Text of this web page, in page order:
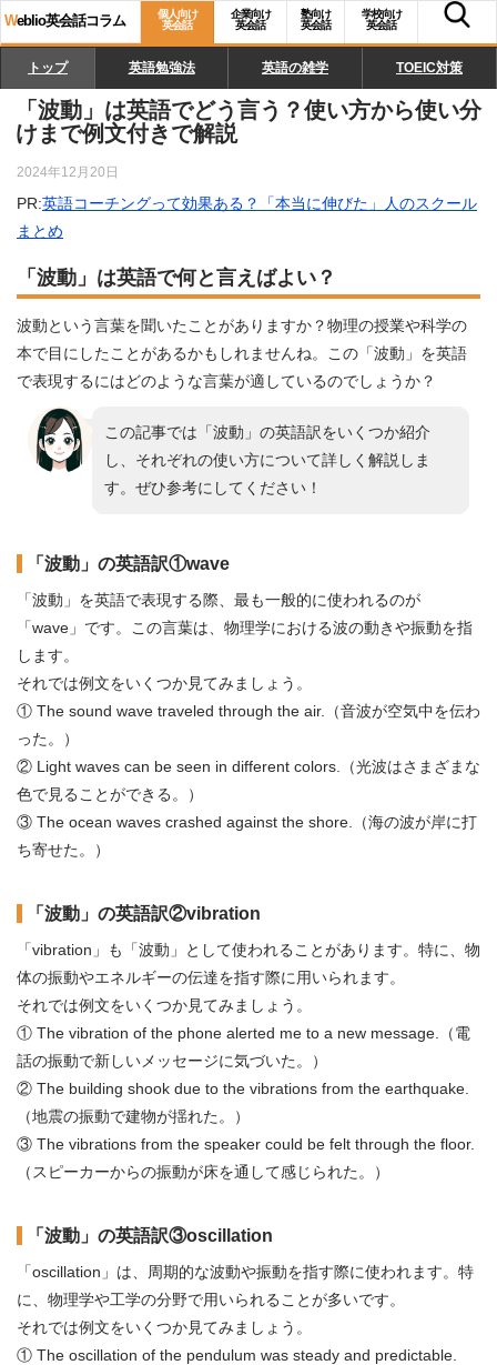
Weblio英会話コラム
個人向け
英会話
企業向け
英会話
塾向け
英会話
学校向け
英会話
トップ 英語勉強法 英語の雑学 TOEIC対策
「波動」は英語でどう言う？使い方から使い分
けまで例文付きで解説
2024年12月20日
PR:英語コーチングって効果ある？「本当に伸びた」人のスクール
まとめ
「波動」は英語で何と言えばよい？
波動という言葉を聞いたことがありますか？物理の授業や科学の
本で目にしたことがあるかもしれませんね。この「波動」を英語
で表現するにはどのような言葉が適しているのでしょうか？
この記事では「波動」の英語訳をいくつか紹介
し、それぞれの使い方について詳しく解説しま
す。ぜひ参考にしてください！
「波動」の英語訳①wave
「波動」を英語で表現する際、最も一般的に使われるのが
「wave」です。この言葉は、物理学における波の動きや振動を指
します。
それでは例文をいくつか見てみましょう。
① The sound wave traveled through the air.（音波が空気中を伝わ
った。）
② Light waves can be seen in different colors.（光波はさまざまな
色で見ることができる。）
③ The ocean waves crashed against the shore.（海の波が岸に打
ち寄せた。）
「波動」の英語訳②vibration
「vibration」も「波動」として使われることがあります。特に、物
体の振動やエネルギーの伝達を指す際に用いられます。
それでは例文をいくつか見てみましょう。
① The vibration of the phone alerted me to a new message.（電
話の振動で新しいメッセージに気づいた。）
② The building shook due to the vibrations from the earthquake.
（地震の振動で建物が揺れた。）
③ The vibrations from the speaker could be felt through the floor.
（スピーカーからの振動が床を通して感じられた。）
「波動」の英語訳③oscillation
「oscillation」は、周期的な波動や振動を指す際に使われます。特
に、物理学や工学の分野で用いられることが多いです。
それでは例文をいくつか見てみましょう。
① The oscillation of the pendulum was steady and predictable.